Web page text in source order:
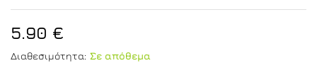
5.90 €
Διαθεσιμότητα: Σε απόθεμα